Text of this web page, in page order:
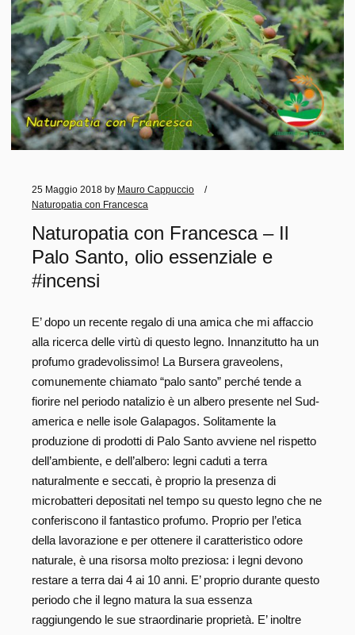
25 Maggio 2018 by Mauro Cappuccio
Naturopatia con Francesca
Naturopatia con Francesca – Il
Palo Santo, olio essenziale e
#incensi
E’ dopo un recente regalo di una amica che mi affaccio
alla ricerca delle virtù di questo legno. Innanzitutto ha un
profumo gradevolissimo! La Bursera graveolens,
comunemente chiamato “palo santo” perché tende a
fiorire nel periodo natalizio è un albero presente nel Sud-
america e nelle isole Galapagos. Solitamente la
produzione di prodotti di Palo Santo avviene nel rispetto
dell’ambiente, e dell’albero: legni caduti a terra
naturalmente e seccati, è proprio la presenza di
microbatteri depositati nel tempo su questo legno che ne
conferiscono il fantastico profumo. Proprio per l’etica
della lavorazione e per ottenere il caratteristico odore
naturale, è una risorsa molto preziosa: i legni devono
restare a terra dai 4 ai 10 anni. E’ proprio durante questo
periodo che il legno matura la sua essenza
raggiungendo le sue straordinarie proprietà. E’ inoltre